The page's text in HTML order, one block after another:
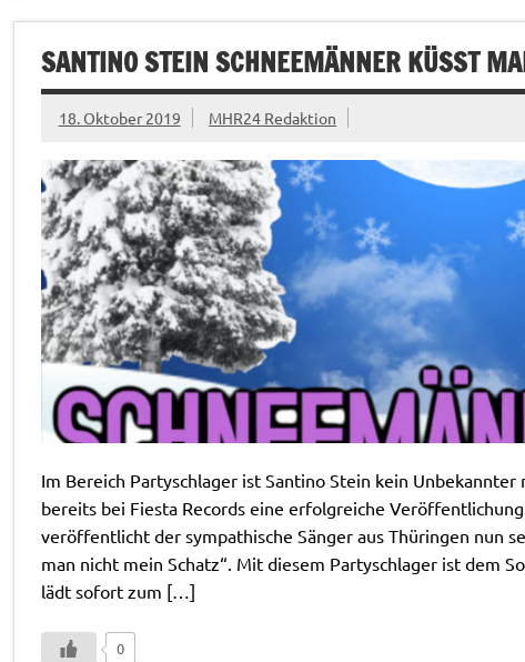
SANTINO STEIN SCHNEEMÄNNER KÜSST
18. Oktober 2019 MHR24 Redaktion
Im Bereich Partyschlager ist Santino Stein kein
bereits bei Fiesta Records eine erfolgreiche
veröffentlicht der sympathische Sänger aus Thüringen nun
man nicht mein Schatz“. Mit diesem Partyschlager ist dem
lädt sofort zum […]
0